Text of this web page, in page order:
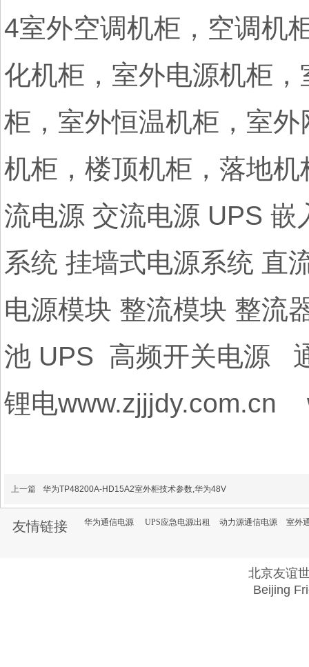
4室外空调机柜，空调机
化机柜，室外电源机柜
柜，室外恒温机柜，室
机柜，楼顶机柜，落地
流电源 交流电源 UPS
系统 挂墙式电源系统 直
电源模块 整流模块 整
池 UPS 高频开关电源
锂电
上一篇 华为TP48200A-HD15A2室外柜技术参数,华为48V
友情链接 华为通信电源 室外
动力源通信电源
UPS应急电源出租
北京友谊
Beijing